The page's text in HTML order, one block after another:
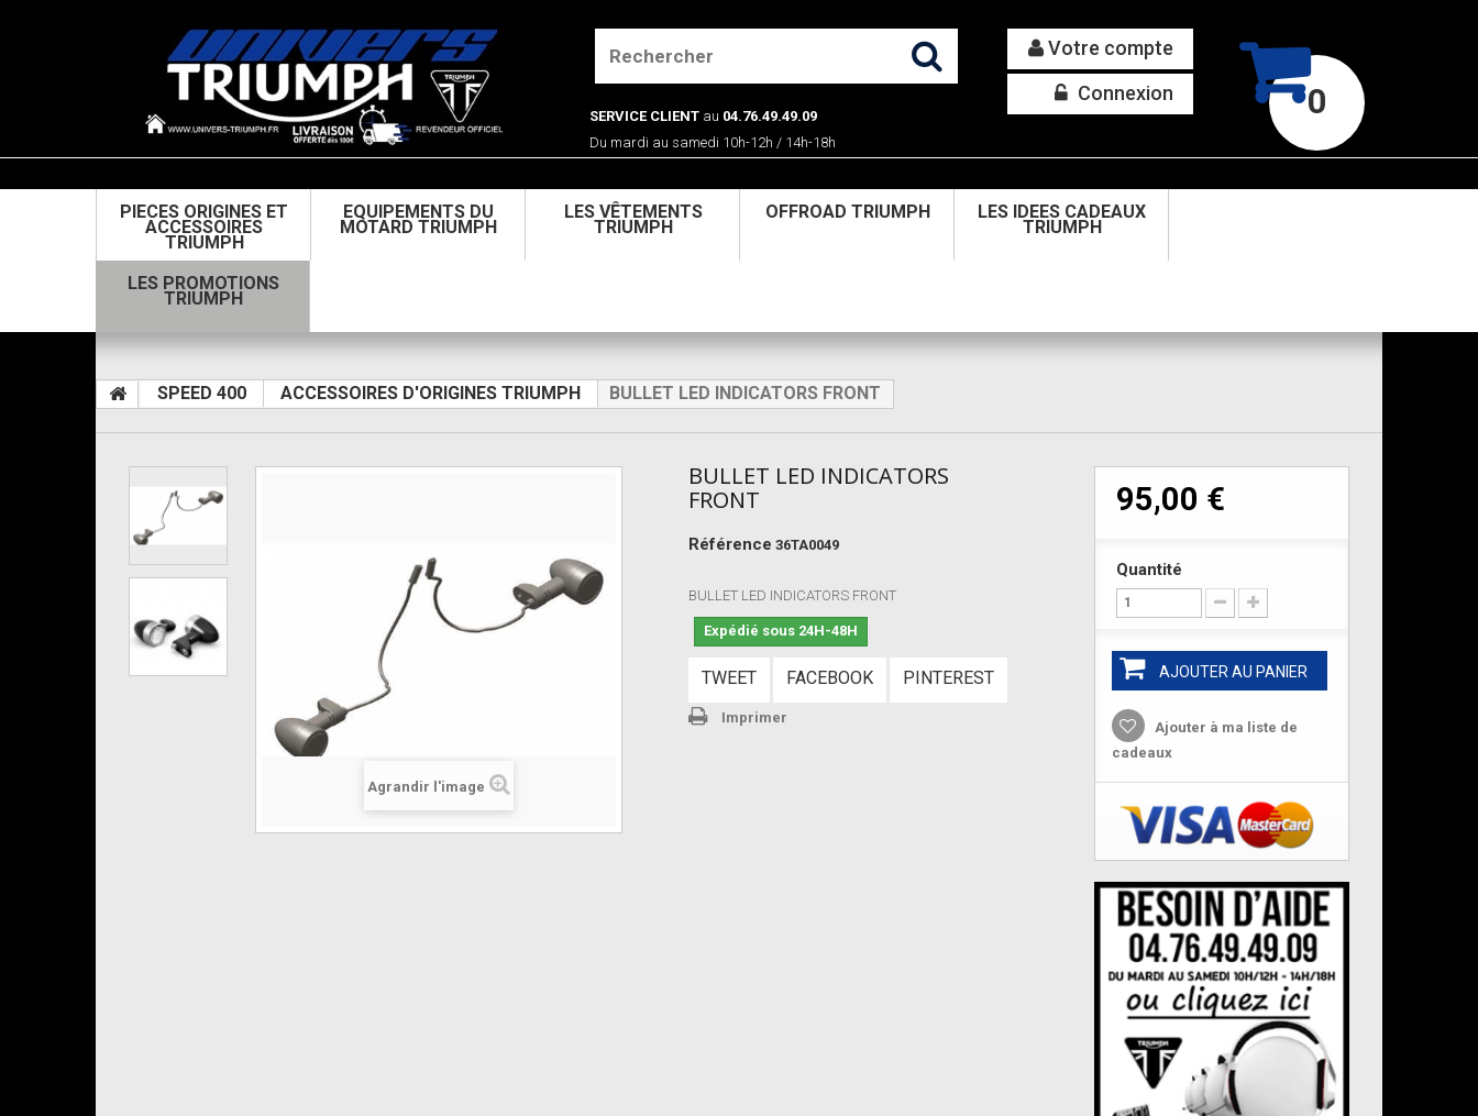
0
Votre compte
Connexion
SERVICE CLIENT au 04.76.49.49.09
Du mardi au samedi 10h-12h / 14h-18h
PIECES ORIGINES ET
ACCESSOIRES
TRIUMPH
EQUIPEMENTS DU
MOTARD TRIUMPH
LES VÊTEMENTS
TRIUMPH
OFFROAD TRIUMPH LES IDEES CADEAUX
TRIUMPH
LES PROMOTIONS
TRIUMPH
SPEED 400 ACCESSOIRES D'ORIGINES TRIUMPH BULLET LED INDICATORS FRONT
Agrandir l'image
BULLET LED INDICATORS
FRONT
Référence 36TA0049
BULLET LED INDICATORS FRONT
Expédié sous 24H-48H
TWEET FACEBOOK PINTEREST
Imprimer
95,00 €
Quantité
AJOUTER AU PANIER
Ajouter à ma liste de
cadeaux